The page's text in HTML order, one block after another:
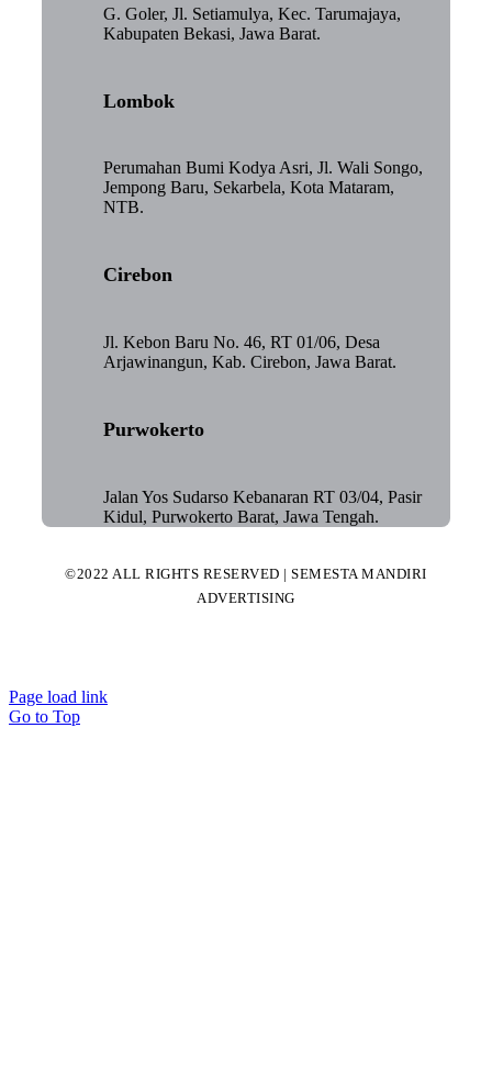
G. Goler, Jl. Setiamulya, Kec. Tarumajaya,
Kabupaten Bekasi, Jawa Barat.
Lombok
Perumahan Bumi Kodya Asri, Jl. Wali Songo,
Jempong Baru, Sekarbela, Kota Mataram,
NTB.
Cirebon
Jl. Kebon Baru No. 46, RT 01/06, Desa
Arjawinangun, Kab. Cirebon, Jawa Barat.
Purwokerto
Jalan Yos Sudarso Kebanaran RT 03/04, Pasir
Kidul, Purwokerto Barat, Jawa Tengah.
©2022 ALL RIGHTS RESERVED | SEMESTA MANDIRI
ADVERTISING
Page load link
Go to Top